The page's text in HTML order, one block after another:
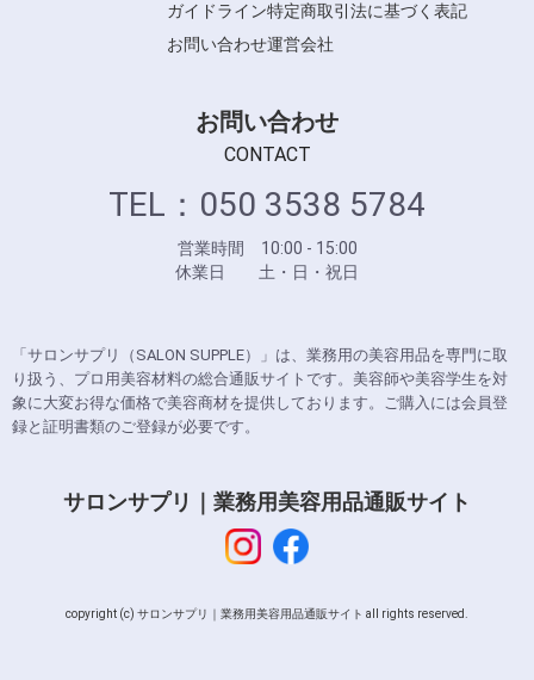
ガイドライン特定商取引法に基づく表記
お問い合わせ運営会社
お問い合わせ
CONTACT
TEL：050 3538 5784
営業時間 10:00 - 15:00
休業日 土・日・祝日
「サロンサプリ（SALON SUPPLE）」は、業務用の美容用品を専門に取
り扱う、プロ用美容材料の総合通販サイトです。美容師や美容学生を対
象に大変お得な価格で美容商材を提供しております。ご購入には会員登
録と証明書類のご登録が必要です。
サロンサプリ｜業務用美容用品通販サイト
copyright (c) サロンサプリ｜業務用美容用品通販サイト all rights reserved.